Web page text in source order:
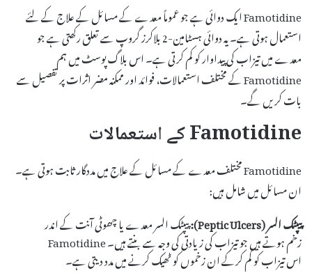
Famotidine ایک دوائی ہے جو عموماً معدے کے مسائل کے علاج کے لئے
استعمال ہوتی ہے۔ یہ دوائی ہسٹامین-2 بلاکرز گروپ سے تعلق رکھتی ہے جو
معدے میں تیزاب کی پیداوار کو کم کرتی ہے۔ اس بلاگ پوسٹ میں ہم
Famotidine کے مختلف استعمالات، فوائد اور ممکنہ مضر اثرات پر تفصیل سے
بات کریں گے۔
Famotidine کے استعمالات
Famotidine مختلف معدے کے مسائل کے علاج میں مددگار ثابت ہوتی ہے۔
ان مسائل میں شامل ہیں:
پیپٹک السر (Peptic Ulcers):
پیپٹک السر معدے یا چھوٹی آنت کے اندر
زخم ہوتے ہیں جو تیزاب کی زیادتی کی وجہ سے بنتے ہیں۔ Famotidine
اس تیزاب کو کم کرکے ان زخموں کو ٹھیک کرنے میں مدد دیتی ہے۔